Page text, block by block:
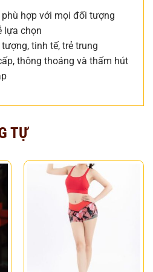
phù hợp với mọi đối tượng
lựa chọn
tinh tế, trẻ trung
thông thoáng vàthấm hút
TỰ